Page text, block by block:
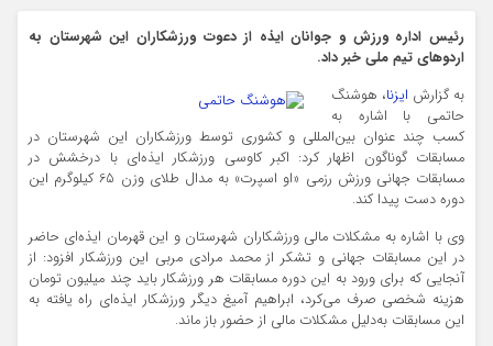
رئیس اداره ورزش و جوانان ایذه از دعوت ورزشکاران این شهرستان به
اردوهای تیم ملی خبر داد.
به گزارش ایزنا، هوشنگ
حاتمی با اشاره به
کسب چند عنوان بین‌المللی و کشوری توسط ورزشکاران این شهرستان در
مسابقات گوناگون اظهار کرد: اکبر کاوسی ورزشکار ایذه‌ای با درخشش در
مسابقات جهانی ورزش رزمی «او اسپرت» به مدال طلای وزن 65 کیلوگرم این
دوره دست پیدا کند.
وی با اشاره به مشکلات مالی ورزشکاران شهرستان و این قهرمان ایذه‌ای حاضر
در این مسابقات جهانی و تشکر از محمد مرادی مربی این ورزشکار افزود: از
آنجایی که برای ورود به این‌ دوره مسابقات هر ورزشکار باید چند میلیون تومان
هزینه شخصی صرف می‌کرد، ابراهیم آمیغ دیگر ورزشکار ایذه‌ای راه یافته به
این مسابقات به‌دلیل مشکلات مالی از حضور باز ماند.